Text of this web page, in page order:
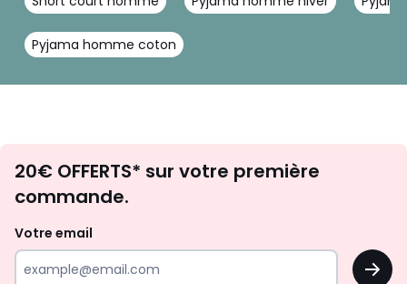
Pyjama homme coton
d'inspirations
surprises?
20€ OFFERTS* sur votre première
commande.
Votre email
OK